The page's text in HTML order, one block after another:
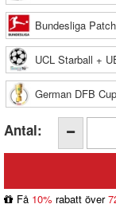
Bundesliga
UCL Starball +
German DFB
Antal:
Få 10% rabatt över